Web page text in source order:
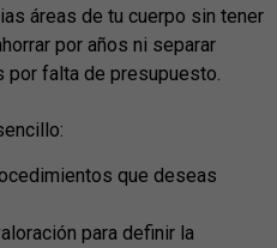
áreas de tu cuerpo sin tener
por años ni separar
falta de presupuesto.
que deseas
para definir la